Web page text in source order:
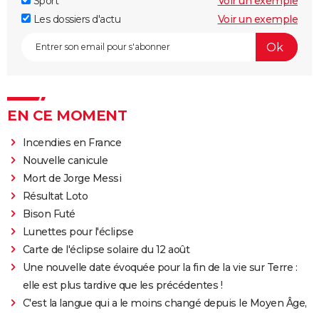
Les dossiers d'actu
Voir un exemple
EN CE MOMENT
Incendies en France
Nouvelle canicule
Mort de Jorge Messi
Résultat Loto
Bison Futé
Lunettes pour l'éclipse
Carte de l'éclipse solaire du 12 août
Une nouvelle date évoquée pour la fin de la vie sur Terre :
elle est plus tardive que les précédentes !
C'est la langue qui a le moins changé depuis le Moyen Âge,